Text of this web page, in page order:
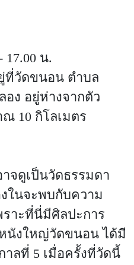
17.00 น.
ที่วัดขนอน ตำบล
ง อยู่ห่างจากตัว
10 กิโลเมตร
จดูเป็นวัดธรรมดา
ในจะพบกับความ
าะที่นี่มีศิลปะการ
นังใหญ่วัดขนอน ได้มี
าลที่ 5 เมื่อครั้งที่วัดนี้